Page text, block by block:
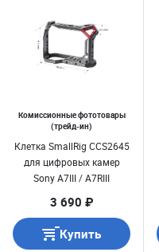
Комиссионные фототовары
(трейд-ин)
Клетка SmallRig CCS2645
для цифровых камер
Sony A7III / A7RIII
3 690 ₽
Купить